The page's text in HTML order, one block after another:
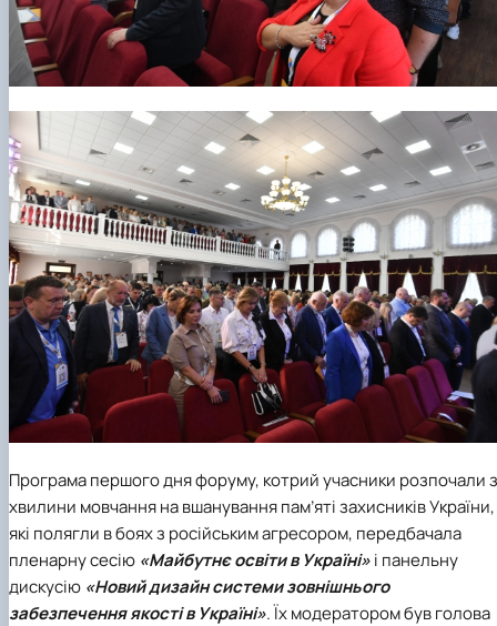
Програма першого дня форуму, котрий учасники розпочали з
хвилини мовчання на вшанування пам’яті захисників України,
які полягли в боях з російським агресором, передбачала
пленарну сесію «Майбутнє освіти в Україні»і панельну
дискусію «Новий дизайн системи зовнішнього
забезпечення якості в Україні». Їх модератором був голова